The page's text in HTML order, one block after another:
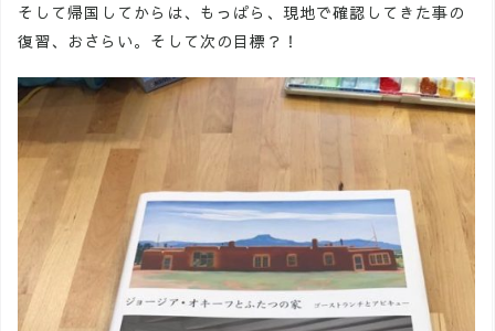
そして帰国してからは、もっぱら、現地で確認してきた事の
復習、おさらい。そして次の目標？！